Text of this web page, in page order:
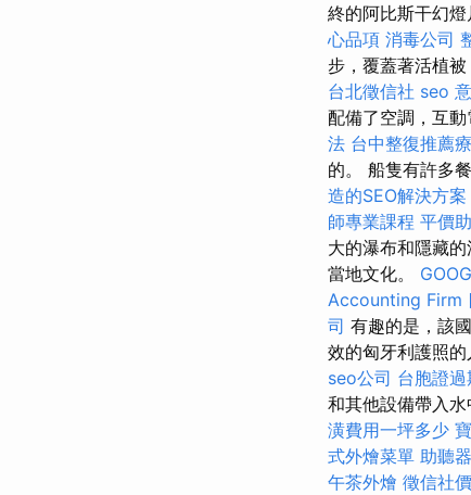
終的阿比斯干幻燈
心品項 消毒公司
步，覆蓋著活植
台北徵信社 seo
配備了空調，互
法 台中整復推薦
的。 船隻有許多
造的SEO解決方案
師專業課程 平價
大的瀑布和隱藏的
當地文化。
Accounting Firm
司 有趣的是，該
效的匈牙利護照
seo公司 台胞證
和其他設備帶入水
潢費用一坪多少
式外燴菜單 助聽
午茶外燴 徵信社